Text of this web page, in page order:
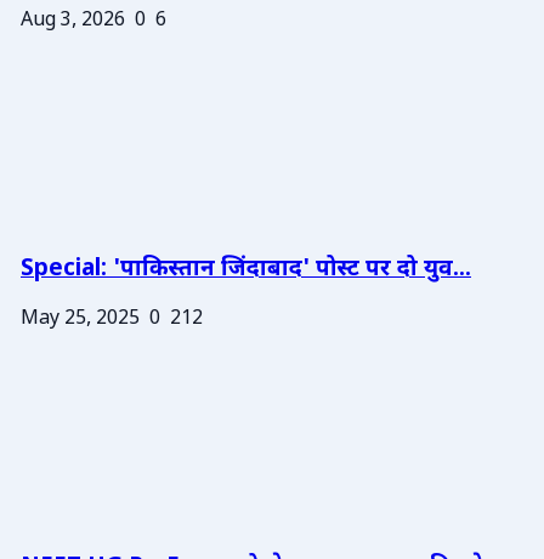
Aug 3, 2026 0 6
Special: 'पाकिस्तान जिंदाबाद' पोस्ट पर दो युव...
May 25, 2025 0 212